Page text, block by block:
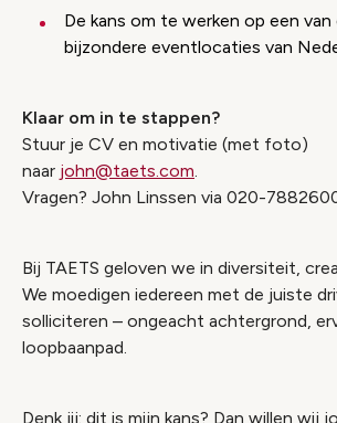
De kans om te werken op een
bijzondere eventlocaties van
Klaar om in te stappen?
Stuur je CV en motivatie (met foto)
naar john@taets.com.
Vragen? John Linssen via 020-
Bij TAETS geloven we in diversiteit,
We moedigen iedereen met de juiste
solliciteren – ongeacht achtergrond,
loopbaanpad.
Denk jij: dit is mijn kans? Dan willen wij